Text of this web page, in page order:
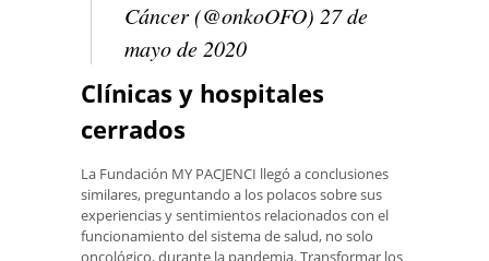
Cáncer (@onkoOFO) 27 de
mayo de 2020
Clínicas y hospitales
cerrados
La Fundación MY PACJENCI llegó a conclusiones
similares, preguntando a los polacos sobre sus
experiencias y sentimientos relacionados con el
funcionamiento del sistema de salud, no solo
oncológico, durante la pandemia. Transformar los